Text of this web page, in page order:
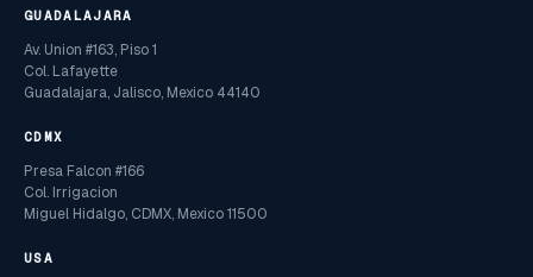
GUADALAJARA
Av. Union #163, Piso 1
Col. Lafayette
Guadalajara, Jalisco, Mexico 44140
CDMX
Presa Falcon #166
Col. Irrigacion
Miguel Hidalgo, CDMX, Mexico 11500
USA